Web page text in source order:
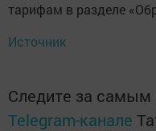
тарифам в разделе
Источник
Следите за
Telegram-канале